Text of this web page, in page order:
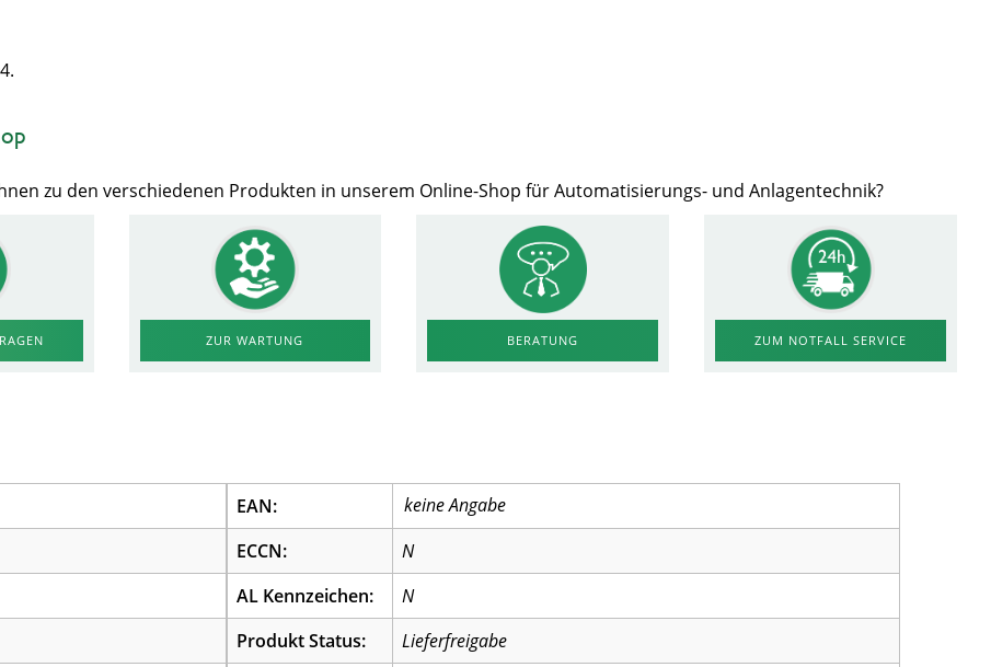
zu den verschiedenen Produkten in unserem Online-Shop für Automatisierungs- und Anlagentechnik?
ZUR WARTUNG BERATUNG ZUM NOTFALL SERVICE
EAN:
ECCN:
N
AL Kennzeichen:
N
Produkt Status:
Lieferfreigabe